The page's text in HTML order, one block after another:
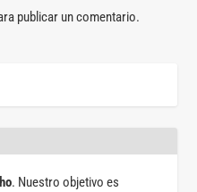
publicar un comentario.
. Nuestro objetivo es